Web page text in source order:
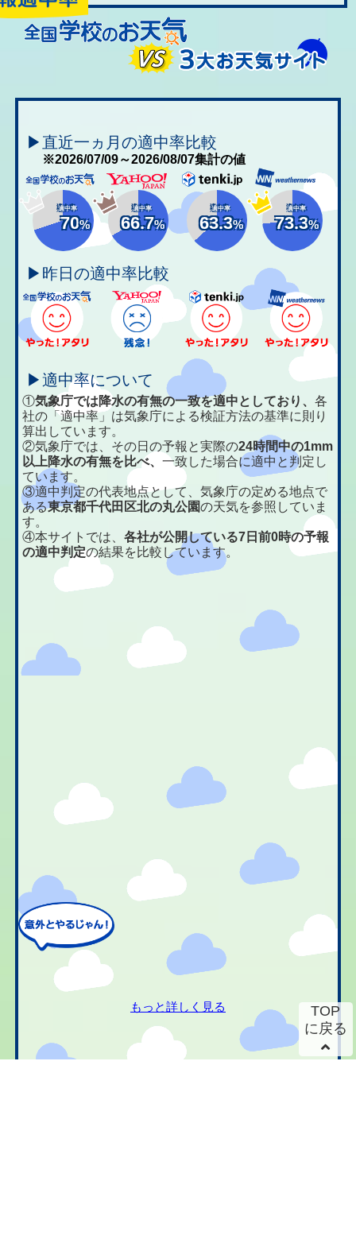
▶直近一ヵ月の適中率比較
※2026/07/09～2026/08/07集計の値
適中率
70%
適中率
66.7%
適中率
63.3%
適中率
73.3%
▶昨日の適中率比較
▶適中率について
①気象庁では降水の有無の一致を適中としており、各
社の「適中率」は気象庁による検証方法の基準に則り
算出しています。
②気象庁では、その日の予報と実際の24時間中の1mm
以上降水の有無を比べ、一致した場合に適中と判定し
ています。
③適中判定の代表地点として、気象庁の定める地点で
ある東京都千代田区北の丸公園の天気を参照していま
す。
④本サイトでは、各社が公開している7日前0時の予報
の適中判定の結果を比較しています。
もっと詳しく見る
TOP
に戻る